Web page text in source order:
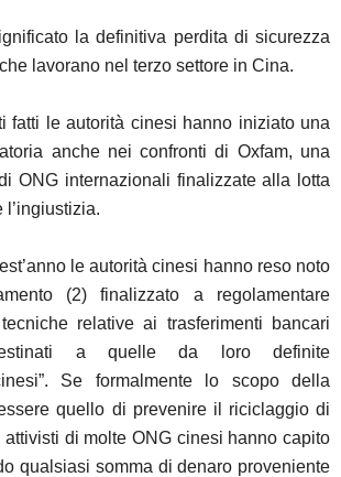
la definitiva perdita di sicurezza
lavorano nel terzo settore in Cina.
fatti le autorità cinesi hanno iniziato una
anche nei confronti di Oxfam, una
ONG internazionali finalizzate alla lotta
l’ingiustizia.
le autorità cinesi hanno reso noto
(2) finalizzato a regolamentare
relative ai trasferimenti bancari
a quelle da loro definite
Se formalmente lo scopo della
quello di prevenire il riciclaggio di
di molte ONG cinesi hanno capito
qualsiasi somma di denaro proveniente